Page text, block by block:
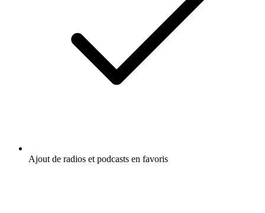
Ajout de radios et podcasts en favoris